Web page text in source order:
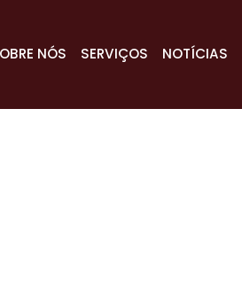
NÓS SERVIÇOS NOTÍCIAS